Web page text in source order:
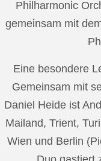
Philharmonic
gemeinsam mit
Eine besondere
Gemeinsam mit
Daniel Heide ist
Mailand, Trient,
Wien und Berlin